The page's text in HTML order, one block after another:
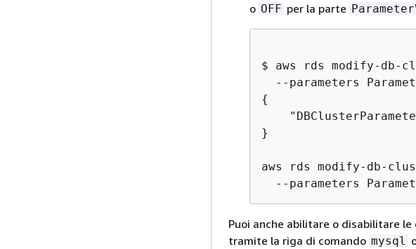
o OFF per la parte
$ aws rds modify-db-
{
}
aws rds modify-db-
--parameters
Puoi anche abilitare o disabilitare
tramite la riga di comando mysql